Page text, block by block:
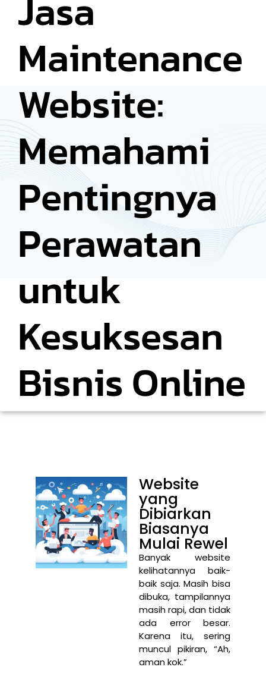
Maintenance
Website:
Memahami
Pentingnya
Perawatan
untuk
Kesuksesan
Bisnis Online
Website
yang
Dibiarkan
Biasanya
Mulai Rewel
Banyak website
kelihatannya baik-
baik saja. Masih bisa
dibuka, tampilannya
masih rapi, dan tidak
ada error besar.
Karena itu, sering
muncul pikiran, “Ah,
aman kok.”